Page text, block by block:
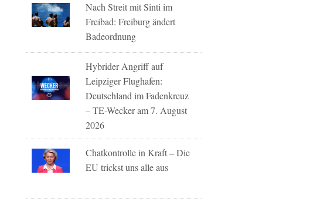
Nach Streit mit Sinti im
Freibad: Freiburg ändert
Badeordnung
Hybrider Angriff auf
Leipziger Flughafen:
Deutschland im Fadenkreuz
– TE-Wecker am 7. August
2026
Chatkontrolle in Kraft – Die
EU trickst uns alle aus